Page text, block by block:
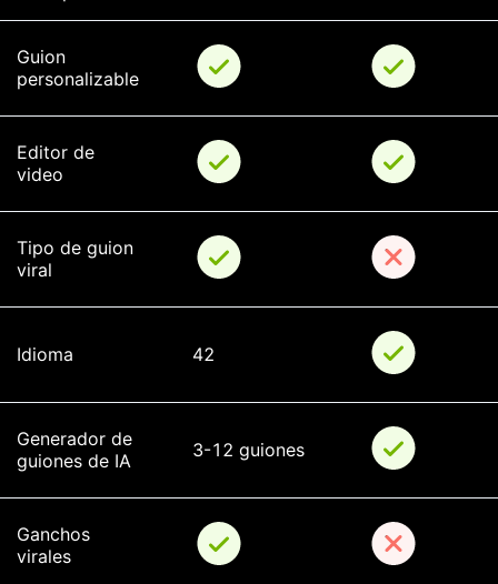
Guion
personalizable
Editor de
video
Tipo de guion
viral
Idioma 42
Generador de
guiones de IA
3-12 guiones
Ganchos
virales